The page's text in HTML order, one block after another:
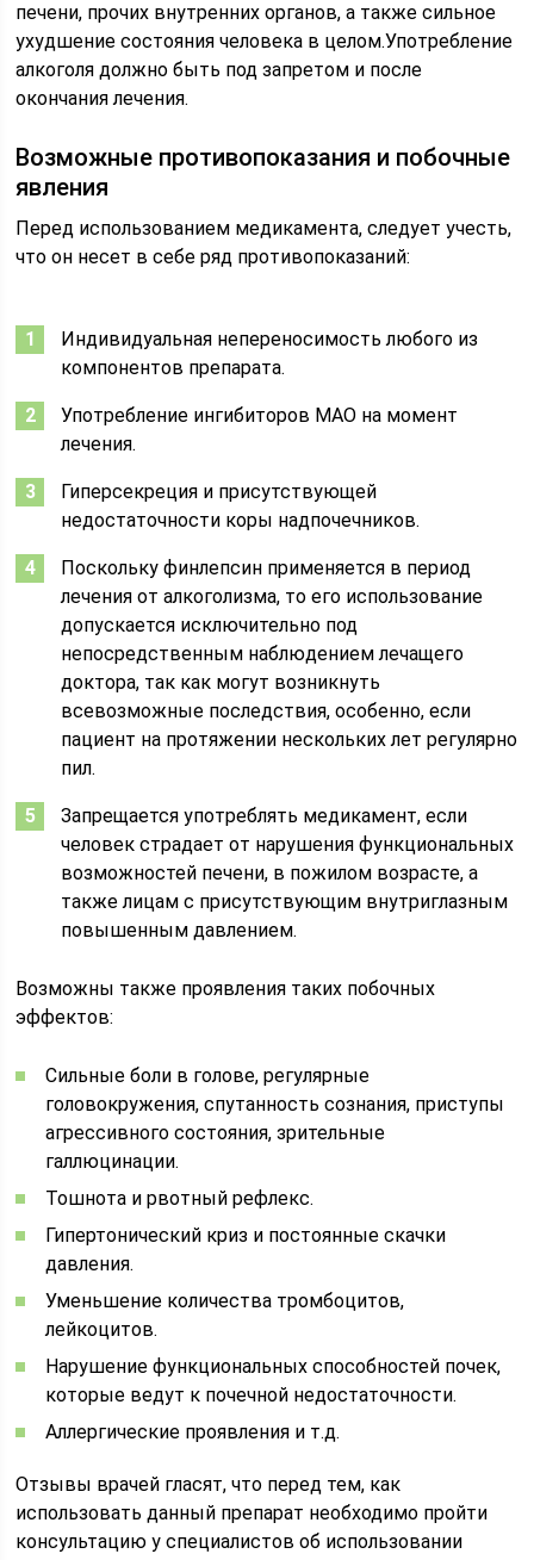
печени, прочих внутренних органов, а также сильное
ухудшение состояния человека в целом.Употребление
алкоголя должно быть под запретом и после
окончания лечения.
Возможные противопоказания и побочные
явления
Перед использованием медикамента, следует учесть,
что он несет в себе ряд противопоказаний:
Индивидуальная непереносимость любого из
компонентов препарата.
Употребление ингибиторов МАО на момент
лечения.
Гиперсекреция и присутствующей
недостаточности коры надпочечников.
Поскольку финлепсин применяется в период
лечения от алкоголизма, то его использование
допускается исключительно под
непосредственным наблюдением лечащего
доктора, так как могут возникнуть
всевозможные последствия, особенно, если
пациент на протяжении нескольких лет регулярно
пил.
Запрещается употреблять медикамент, если
человек страдает от нарушения функциональных
возможностей печени, в пожилом возрасте, а
также лицам с присутствующим внутриглазным
повышенным давлением.
Возможны также проявления таких побочных
эффектов:
Сильные боли в голове, регулярные
головокружения, спутанность сознания, приступы
агрессивного состояния, зрительные
галлюцинации.
Тошнота и рвотный рефлекс.
Гипертонический криз и постоянные скачки
давления.
Уменьшение количества тромбоцитов,
лейкоцитов.
Нарушение функциональных способностей почек,
которые ведут к почечной недостаточности.
Аллергические проявления и т.д.
Отзывы врачей гласят, что перед тем, как
использовать данный препарат необходимо пройти
консультацию у специалистов об использовании